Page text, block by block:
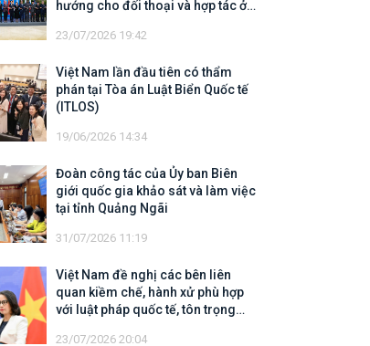
hướng cho đối thoại và hợp tác ở
23/07/2026 19:42
Việt Nam lần đầu tiên có thẩm
phán tại Tòa án Luật Biển Quốc tế
(ITLOS)
19/06/2026 14:34
Đoàn công tác của Ủy ban Biên
giới quốc gia khảo sát và làm việc
tại tỉnh Quảng Ngãi
31/07/2026 11:19
Việt Nam đề nghị các bên liên
quan kiềm chế, hành xử phù hợp
với luật pháp quốc tế, tôn trọng
23/07/2026 20:04